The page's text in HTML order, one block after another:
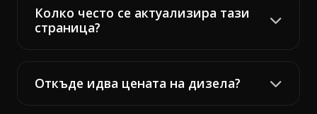
Колко често се актуализира тази
страница?
Откъде идва цената на дизела?